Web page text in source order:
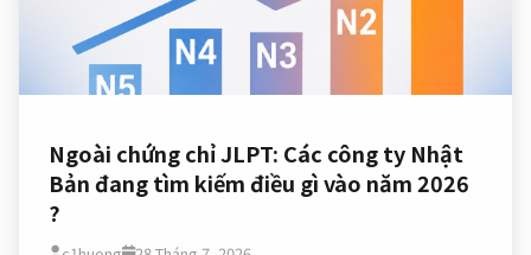
Ngoài chứng chỉ JLPT: Các công ty Nhật
Bản đang tìm kiếm điều gì vào năm 2026
?